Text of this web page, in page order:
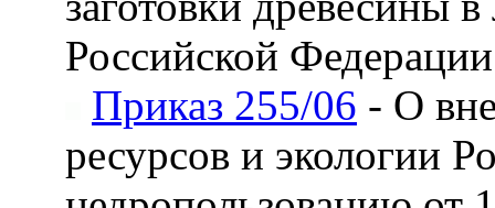
Российской Федерации
Приказ 255/06 - О
ресурсов и экологии